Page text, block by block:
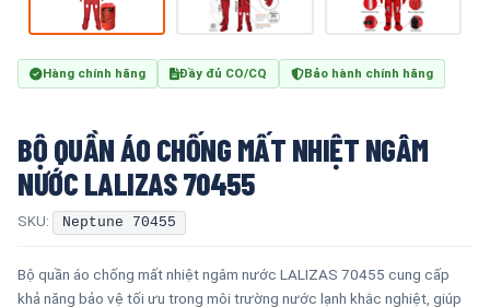
Hàng chính hãng Đầy đủ CO/CQ Bảo hành chính hãng
BỘ QUẦN ÁO CHỐNG MẤT NHIỆT NGÂM
NƯỚC LALIZAS 70455
SKU: Neptune 70455
Bộ quần áo chống mất nhiệt ngâm nước LALIZAS 70455 cung cấp
khả năng bảo vệ tối ưu trong môi trường nước lạnh khắc nghiệt, giúp